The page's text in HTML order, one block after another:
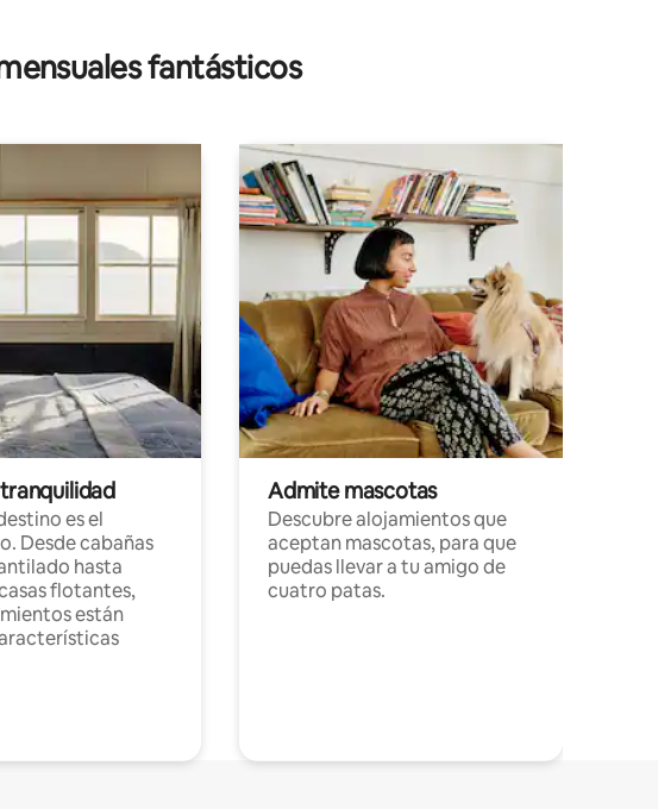
16 evaluaciones
fantásticos
es el
Desde cabañas
hasta
flotantes,
están
Admite mascotas
Descubre alojamientos que
aceptan mascotas, para que
puedas llevar a tu amigo de
cuatro patas.